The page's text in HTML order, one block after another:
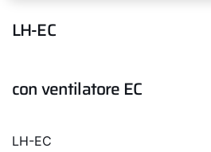
LH-EC
con ventilatore EC
LH-EC